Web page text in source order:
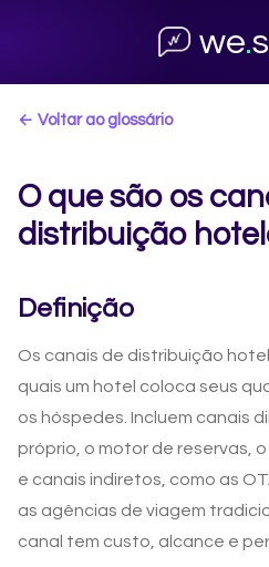
we.
← Voltar ao glossário
O que são os
distribuição
Definição
Os canais de distribuição
quais um hotel coloca seus
os hóspedes. Incluem canais
próprio, o motor de reservas,
e canais indiretos, como as
as agências de viagem
canal tem custo, alcance e